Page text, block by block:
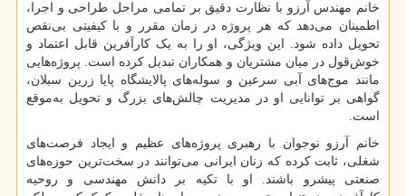
خانم مهندس آرزو با نظارت دقیق بر تمامی مراحل طراحی و اجرا،
اطمینان می‌دهد که هر پروژه در زمان مقرر و با کیفیتی بی‌نقص
تحویل داده شود. این ویژگی، او را به یک کارآفرین قابل اعتماد و
خوش‌قول در میان مشتریان و همکاران تبدیل کرده است. پروژه‌هایی
مانند موج‌های آبی سرعین و سوله‌های پالایشگاه پایا زرین سبلان،
گواهی بر توانایی او در مدیریت چالش‌های بزرگ و تحویل به‌موقع
است.
خانم آرزو نوجوان با رهبری پروژه‌های عظیم و ایجاد فرصت‌های
شغلی، ثابت کرده که زنان ایرانی می‌توانند در سخت‌ترین حوزه‌های
صنعتی پیشرو باشند. او با تکیه بر دانش مهندسی و روحیه